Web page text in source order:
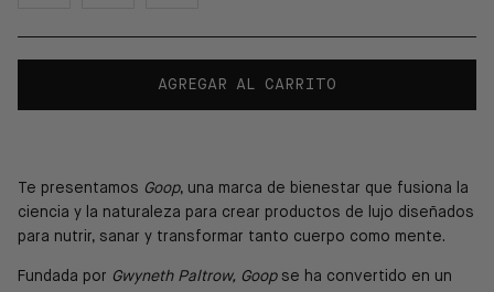
AGREGAR AL CARRITO
Te presentamos Goop, una marca de bienestar que fusiona la
ciencia y la naturaleza para crear productos de lujo diseñados
para nutrir, sanar y transformar tanto cuerpo como mente.
Fundada por Gwyneth Paltrow, Goopse ha convertido en un